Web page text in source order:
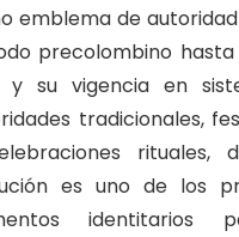
emblema de
precolombino hasta
y su vigencia en
tradicionales,
rituales,
es uno de los
identitarios